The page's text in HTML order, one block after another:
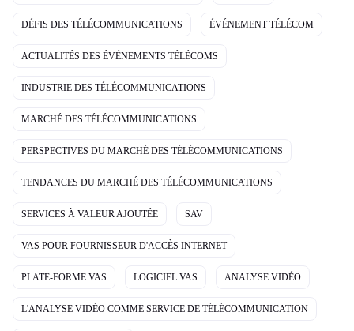
DÉFIS DES TÉLÉCOMMUNICATIONS ÉVÉNEMENT TÉLÉCOM
ACTUALITÉS DES ÉVÉNEMENTS TÉLÉCOMS
INDUSTRIE DES TÉLÉCOMMUNICATIONS
MARCHÉ DES TÉLÉCOMMUNICATIONS
PERSPECTIVES DU MARCHÉ DES TÉLÉCOMMUNICATIONS
TENDANCES DU MARCHÉ DES TÉLÉCOMMUNICATIONS
SERVICES À VALEUR AJOUTÉE SAV
VAS POUR FOURNISSEUR D'ACCÈS INTERNET
PLATE-FORME VAS LOGICIEL VAS ANALYSE VIDÉO
L'ANALYSE VIDÉO COMME SERVICE DE TÉLÉCOMMUNICATION